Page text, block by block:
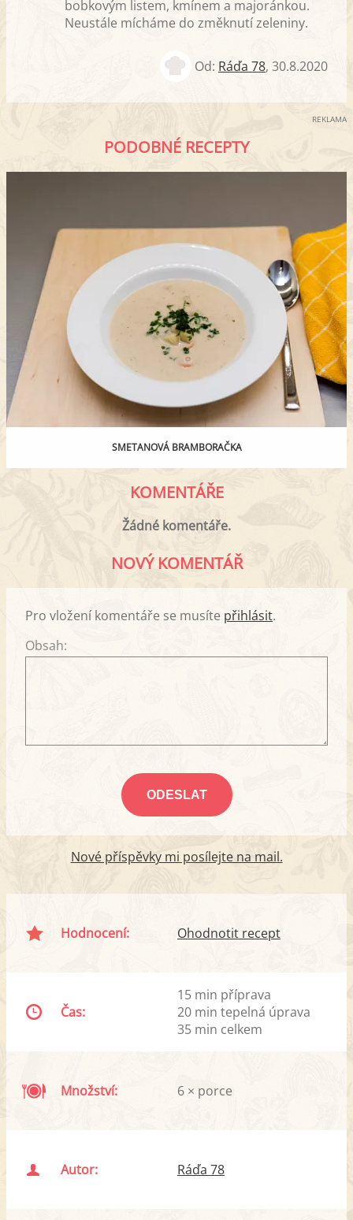
bobkovým listem, kmínem a majoránkou.
Neustále mícháme do změknutí zeleniny.
Od: Ráďa 78, 30.8.2020
REKLAMA
PODOBNÉ RECEPTY
SMETANOVÁ BRAMBORAČKA
KOMENTÁŘE
Žádné komentáře.
NOVÝ KOMENTÁŘ
Pro vložení komentáře se musíte přihlásit.
Obsah:
Nové příspěvky mi posílejte na mail.
Hodnocení: Ohodnotit recept
Čas:
15 min příprava
20 min tepelná úprava
35 min celkem
Množství: 6 × porce
Autor: Ráďa 78